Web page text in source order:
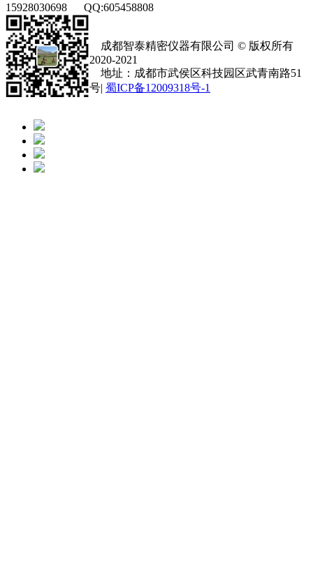
15928030698 QQ:605458808
成都智泰精密仪器有限公司 © 版权所有
2020-2021
地址：成都市武侯区科技园区武青南路51
号| 蜀ICP备12009318号-1